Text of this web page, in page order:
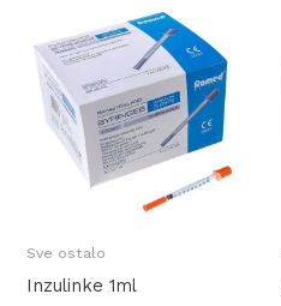
Sve ostalo
Inzulinke 1ml